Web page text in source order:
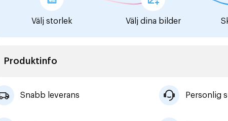
Välj storlek Välj dina bilder
Produktinfo
Snabb leverans Personlig